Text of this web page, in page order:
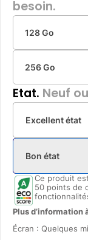
besoin.
128 Go
256 Go
Etat. Neuf
Excellent état
Bon état
Ce produit
50 points de
Plus d’information
Écran : Quelques